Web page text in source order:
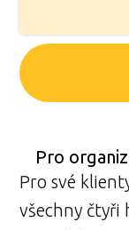
Pro
Pro své
všechny čtyři